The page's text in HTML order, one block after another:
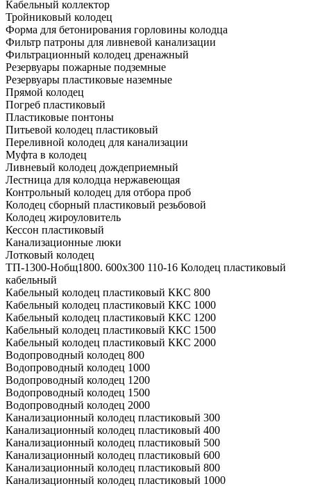
Кабельный коллектор
Тройниковый колодец
Форма для бетонирования горловины колодца
Фильтр патроны для ливневой канализации
Фильтрационный колодец дренажный
Резервуары пожарные подземные
Резервуары пластиковые наземные
Прямой колодец
Погреб пластиковый
Пластиковые понтоны
Питьевой колодец пластиковый
Переливной колодец для канализации
Муфта в колодец
Ливневый колодец дождеприемный
Лестница для колодца нержавеющая
Контрольный колодец для отбора проб
Колодец сборный пластиковый резьбовой
Колодец жироуловитель
Кессон пластиковый
Канализационные люки
Лотковый колодец
ТП-1300-Hобщ1800. 600х300 110-16 Колодец пластиковый
кабельный
Кабельный колодец пластиковый ККС 800
Кабельный колодец пластиковый ККС 1000
Кабельный колодец пластиковый ККС 1200
Кабельный колодец пластиковый ККС 1500
Кабельный колодец пластиковый ККС 2000
Водопроводный колодец 800
Водопроводный колодец 1000
Водопроводный колодец 1200
Водопроводный колодец 1500
Водопроводный колодец 2000
Канализационный колодец пластиковый 300
Канализационный колодец пластиковый 400
Канализационный колодец пластиковый 500
Канализационный колодец пластиковый 600
Канализационный колодец пластиковый 800
Канализационный колодец пластиковый 1000